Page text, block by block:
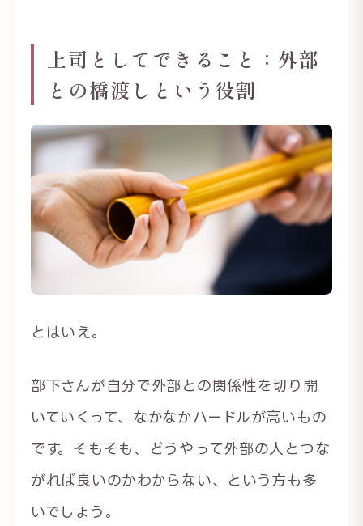
上司としてできること：外部
との橋渡しという役割
とはいえ。
部下さんが自分で外部との関係性を切り開
いていくって、なかなかハードルが高いもの
です。そもそも、どうやって外部の人とつな
がれば良いのかわからない、という方も多
いでしょう。